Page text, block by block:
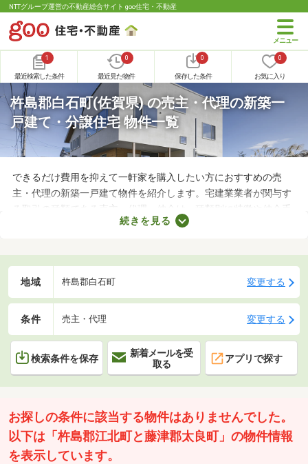
NTTグループ運営の不動産総合サイト goo住宅・不動産
1
最近検索した条件
0
最近見た物件
0
保存した条件
0
お気に入り
杵島郡白石町(佐賀県) の売主・代理の新築一
戸建て・分譲住宅 物件一覧
できるだけ費用を抑えて一軒家を購入したい方におすすめの売
主・代理の新築一戸建て物件を紹介します。宅建業業者が関与す
る取引の種類である売主・代理・仲介は、種類別に特徴や仲介手
数料の有無が異なります。売主と代理で取引する際は仲介手数料
新築一戸建てを手に入れたい方は、ぜひチェックしてみてくださ
続きを見る
地域 杵島郡白石町 変更する
条件 売主・代理 変更する
検索条件を保存
新着メールを受
取る
アプリで探す
お探しの条件に該当する物件はありませんでした。
以下は「杵島郡江北町と藤津郡太良町」の物件情報
を表示しています。